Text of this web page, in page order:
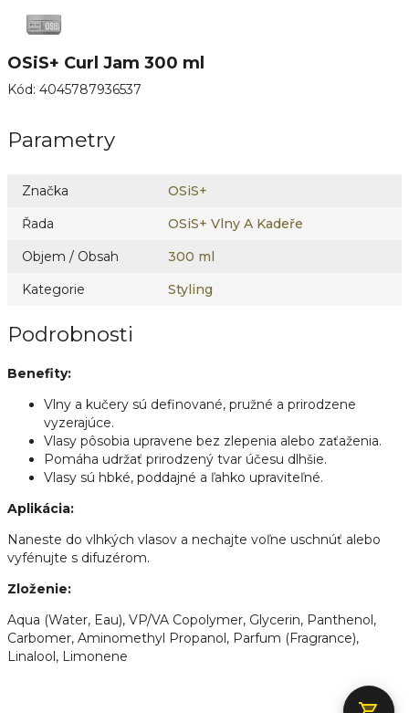
OSiS+ Curl Jam 300 ml
Kód: 4045787936537
Parametry
Značka
OSiS+
Řada
OSiS+ Vlny A Kadeře
Objem / Obsah
300 ml
Kategorie
Styling
Podrobnosti
Benefity:
Vlny a kučery sú definované, pružné a prirodzene
vyzerajúce.
Vlasy pôsobia upravene bez zlepenia alebo zaťaženia.
Pomáha udržať prirodzený tvar účesu dlhšie.
Vlasy sú hbké, poddajné a ľahko upraviteľné.
Aplikácia:
Naneste do vlhkých vlasov a nechajte voľne uschnúť alebo
vyfénujte s difuzérom.
Zloženie:
Aqua (Water, Eau), VP/VA Copolymer, Glycerin, Panthenol,
Carbomer, Aminomethyl Propanol, Parfum (Fragrance),
Linalool, Limonene